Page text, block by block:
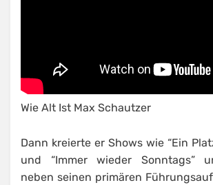
Wie Alt Ist Max Schautzer
Dann kreierte er Shows wie “Ein
und “Immer wieder Sonntags”
neben seinen primären